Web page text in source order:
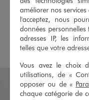
5/5 de moyenne
(74 avis)
AJOUTER AU
améliorer nos
l'acceptez, nous
données personnelles
adresses IP, les
telles que votre
Vous avez le choix
utilisations, de «
opposer ou de «
chaque catégorie de